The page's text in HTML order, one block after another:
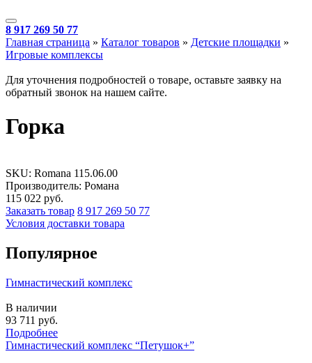
8 917 269 50 77
Главная страница » Каталог товаров » Детские площадки »
Игровые комплексы
Для уточнения подробностей о товаре, оставьте заявку на
обратный звонок на нашем сайте.
Горка
SKU: Romana 115.06.00
Производитель: Романа
115 022 руб.
Заказать товар 8 917 269 50 77
Условия доставки товара
Популярное
Гимнастический комплекс
В наличии
93 711 руб.
Подробнее
Гимнастический комплекс “Петушок+”